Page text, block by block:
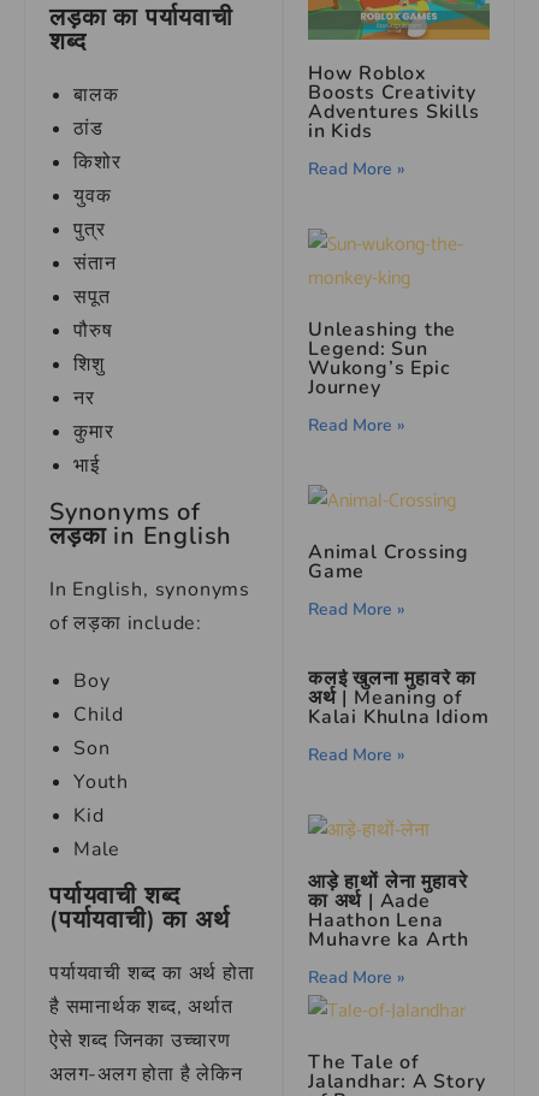
लड़का का पर्यायवाची
शब्द
बालक
ठांड
किशोर
युवक
पुत्र
संतान
सपूत
पौरुष
शिशु
नर
कुमार
भाई
Synonyms of
लड़का in English
In English, synonyms
of लड़का include:
Boy
Child
Son
Youth
Kid
Male
पर्यायवाची शब्द
(पर्यायवाची) का अर्थ
पर्यायवाची शब्द का अर्थ होता
है समानार्थक शब्द, अर्थात
ऐसे शब्द जिनका उच्चारण
अलग-अलग होता है लेकिन
How Roblox
Boosts Creativity
Adventures Skills
in Kids
Read More »
Unleashing the
Legend: Sun
Wukong’s Epic
Journey
Read More »
Animal Crossing
Game
Read More »
कलई खुलना मुहावरे का
अर्थ | Meaning of
Kalai Khulna Idiom
Read More »
आड़े हाथों लेना मुहावरे
का अर्थ | Aade
Haathon Lena
Muhavre ka Arth
Read More »
The Tale of
Jalandhar: A Story